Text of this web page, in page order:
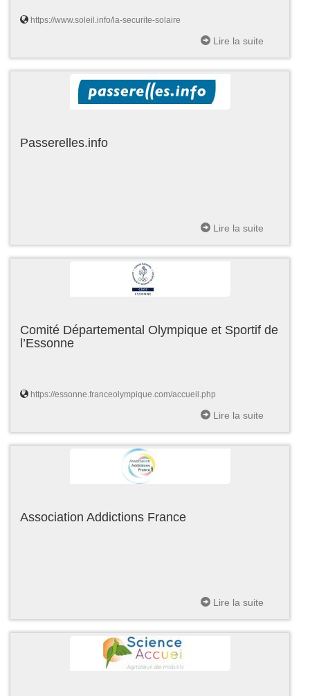
https://www.soleil.info/la-securite-solaire
Lire la suite
Passerelles.info
Lire la suite
Comité Départemental Olympique et Sportif de
l’Essonne
https://essonne.franceolympique.com/accueil.php
Lire la suite
Association Addictions France
Lire la suite